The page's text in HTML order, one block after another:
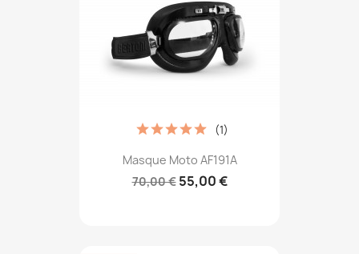
Masque Moto AF191A
70,00 € 55,00 €
(1)